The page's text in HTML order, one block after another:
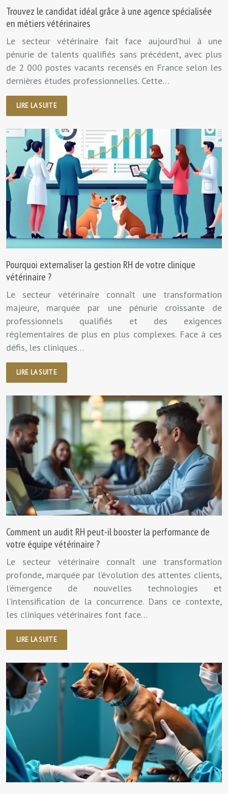
Trouvez le candidat idéal grâce à une agence spécialisée
en métiers vétérinaires
Le secteur vétérinaire fait face aujourd’hui à une
pénurie de talents qualifiés sans précédent, avec plus
de 2 000 postes vacants recensés en France selon les
dernières études professionnelles. Cette…
LIRE LA SUITE
Pourquoi externaliser la gestion RH de votre clinique
vétérinaire ?
Le secteur vétérinaire connaît une transformation
majeure, marquée par une pénurie croissante de
professionnels qualifiés et des exigences
réglementaires de plus en plus complexes. Face à ces
défis, les cliniques…
LIRE LA SUITE
Comment un audit RH peut-il booster la performance de
votre équipe vétérinaire ?
Le secteur vétérinaire connaît une transformation
profonde, marquée par l’évolution des attentes clients,
l’émergence de nouvelles technologies et
l’intensification de la concurrence. Dans ce contexte,
les cliniques vétérinaires font face…
LIRE LA SUITE